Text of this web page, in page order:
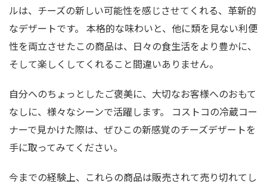
ルは、チーズの新しい可能性を感じさせてくれる、革新的
なデザートです。 本格的な味わいと、他に類を見ない利便
性を両立させたこの商品は、日々の食生活をより豊かに、
そして楽しくしてくれること間違いありません。
自分へのちょっとしたご褒美に、大切なお客様へのおもて
なしに、様々なシーンで活躍します。 コストコの冷蔵コー
ナーで見かけた際は、ぜひこの新感覚のチーズデザートを
手に取ってみてください。
今までの経験上、これらの商品は販売されて売り切れてし